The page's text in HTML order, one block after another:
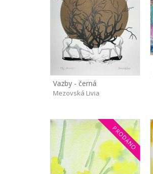
Vazby - černá
Mezovská Livia
PRODÁNO